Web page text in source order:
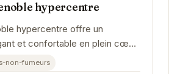
hypercentre
hypercentre offre un
et confortable en plein cœur
sont décorées avec
non-fumeurs